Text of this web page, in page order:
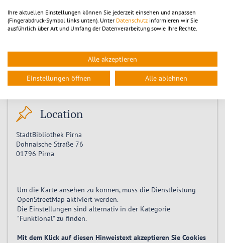
Tickets kaufen
Zeitpunkt
Location
StadtBibliothek Pirna
Dohnaische Straße 76
01796 Pirna
Um die Karte ansehen zu können, muss die Dienstleistung
OpenStreetMap aktiviert werden.
Die Einstellungen sind alternativ in der Kategorie
"Funktional" zu finden.
Mit dem Klick auf diesen Hinweistext akzeptieren Sie Cookies
Ihre aktuellen Einstellungen können Sie jederzeit einsehen und anpassen
(Fingerabdruck-Symbol links unten). Unter Datenschutz informieren wir Sie
ausführlich über Art und Umfang der Datenverarbeitung sowie Ihre Rechte.
Alle akzeptieren
Einstellungen öffnen Alle ablehnen